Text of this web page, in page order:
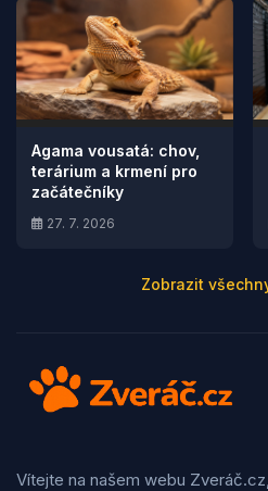
Agama vousatá: chov,
terárium a krmení pro
začátečníky
27. 7. 2026
Zobrazit
Vítejte na našem webu